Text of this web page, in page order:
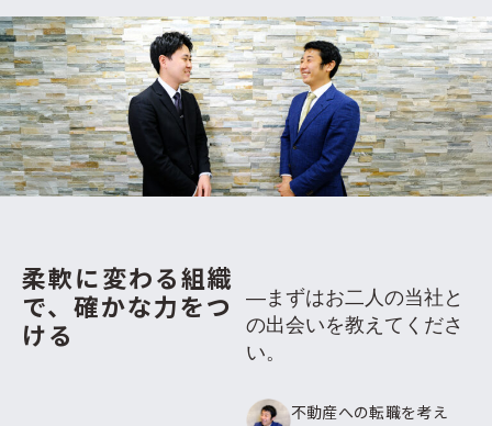
柔軟に変わる組織
で、確かな力をつ
ける
―まずはお二人の当社と
の出会いを教えてくださ
い。
不動産への転職を考え